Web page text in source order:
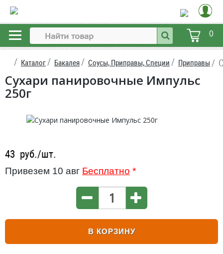
0
Каталог Бакалея Соусы, Приправы, Специи Приправы
Сухари панировочные Импульс
250г
43 руб./шт.
Привезем 10 авг Бесплатно *
В КОРЗИНУ